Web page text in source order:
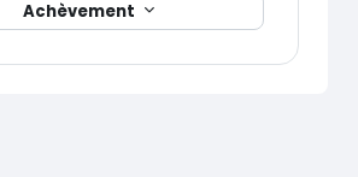
Achèvement